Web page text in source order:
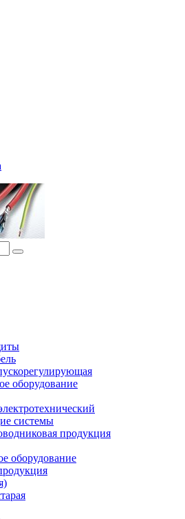
оборудование
системы
продукция
оборудование